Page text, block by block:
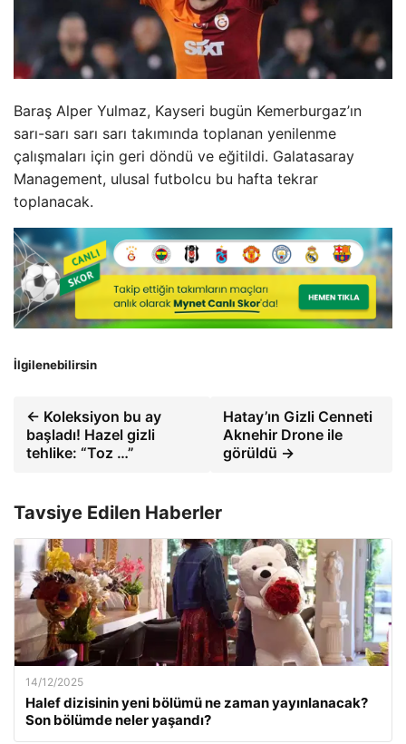
Baraş Alper Yulmaz, Kayseri bugün Kemerburgaz’ın
sarı-sarı sarı sarı takımında toplanan yenilenme
çalışmaları için geri döndü ve eğitildi. Galatasaray
Management, ulusal futbolcu bu hafta tekrar
toplanacak.
İlgilenebilirsin
← Koleksiyon bu ay
başladı! Hazel gizli
tehlike: “Toz …”
Hatay’ın Gizli Cenneti
Aknehir Drone ile
görüldü →
Tavsiye Edilen Haberler
14/12/2025
Halef dizisinin yeni bölümü ne zaman yayınlanacak?
Son bölümde neler yaşandı?